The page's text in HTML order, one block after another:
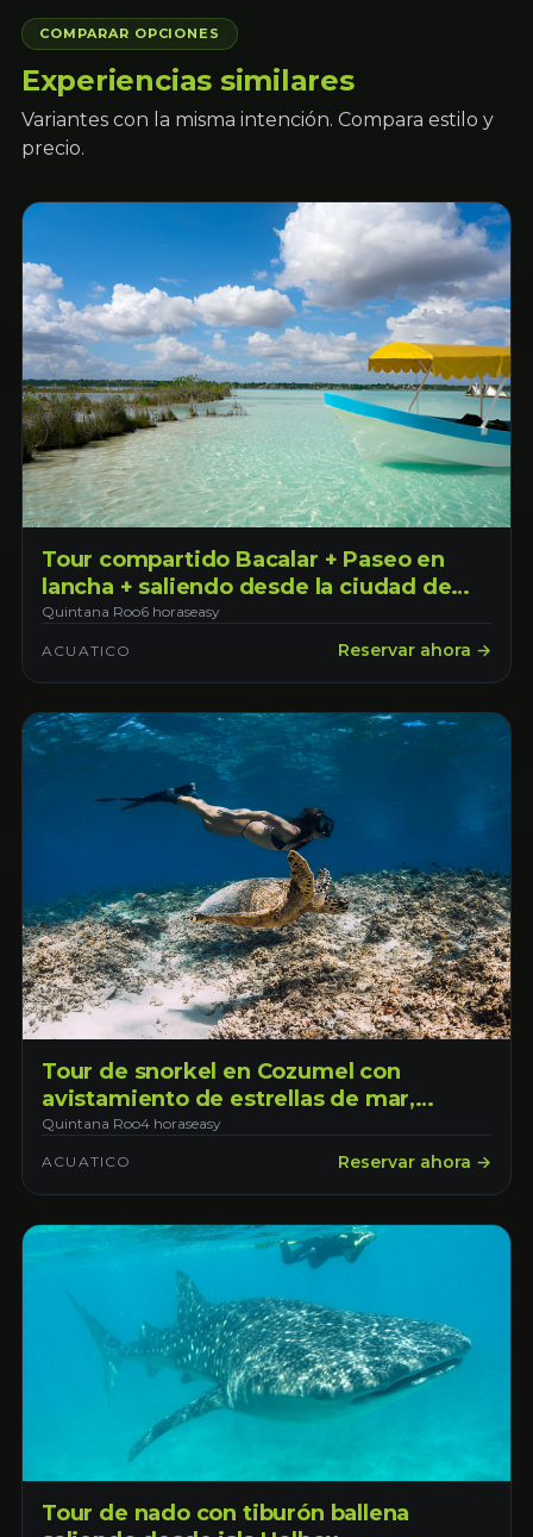
COMPARAR OPCIONES
Experiencias similares
Variantes con la misma intención. Compara estilo y
precio.
Tour compartido Bacalar + Paseo en
lancha + saliendo desde la ciudad de
Mérida-> Clásico.
Quintana Roo6 horaseasy
ACUATICO Reservar ahora →
Tour de snorkel en Cozumel con
avistamiento de estrellas de mar,
mantarrayas y tortugas. Salida desde
Cozumel
Quintana Roo4 horaseasy
ACUATICO Reservar ahora →
Tour de nado con tiburón ballena